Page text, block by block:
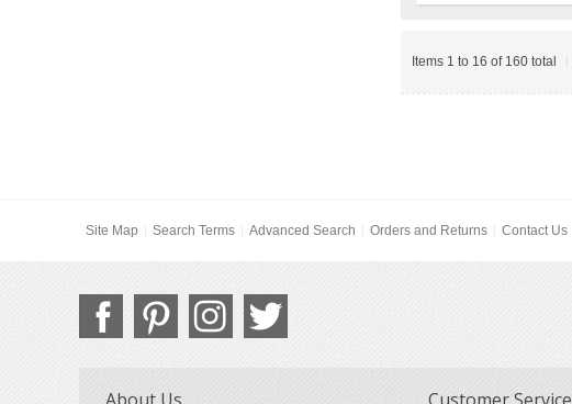
Items 1 to 16 of 160 total
Site Map Search Terms Advanced Search Orders and Returns Contact Us